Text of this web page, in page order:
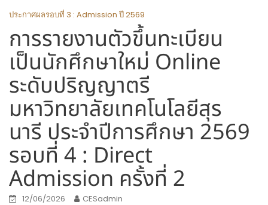
ประกาศผลรอบที่ 3 : Admission ปี 2569
การรายงานตัวขึ้นทะเบียน
เป็นนักศึกษาใหม่ Online
ระดับปริญญาตรี
มหาวิทยาลัยเทคโนโลยีสุร
นารี ประจำปีการศึกษา 2569
รอบที่ 4 : Direct
Admission ครั้งที่ 2
12/06/2026 CESadmin